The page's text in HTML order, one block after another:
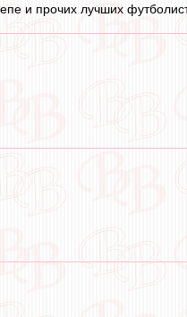
и прочих лучших